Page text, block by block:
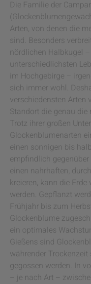
Die Familie der
Arten, von denen die
sind. Besonders
nördlichen Halbkugel
unterschiedlichsten
im Hochgebirge –
sich immer wohl.
verschiedensten Arten
Standort die genau die
Trotz ihrer großen
Glockenblumenarten
einen sonnigen bis
empfindlich
einen nahrhaften,
kreieren, kann die
werden. Gepflanzt
Frühjahr bis zum
Glockenblume
ein optimales
Gießens sind
währender
gegossen werden. In
– je nach Art –